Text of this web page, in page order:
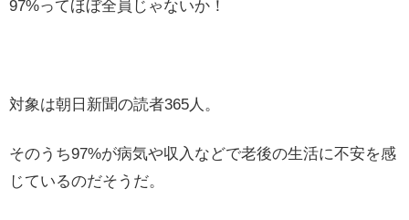
97%ってほぼ全員じゃないか！
対象は朝日新聞の読者365人。
そのうち97%が病気や収入などで老後の生活に不安を感
じているのだそうだ。